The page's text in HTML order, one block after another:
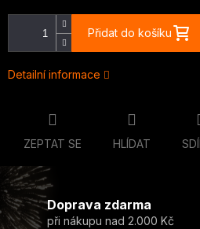
Přidat do košíku
Detailní informace
ZEPTAT SE HLÍDAT
Doprava zdarma
při nákupu nad 2.000 Kč